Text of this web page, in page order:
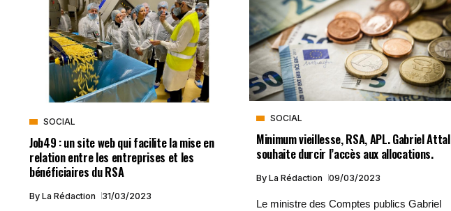
SOCIAL
Job49 : un site web qui facilite la mise en
relation entre les entreprises et les
bénéficiaires du RSA
By La Rédaction 31/03/2023
SOCIAL
Minimum vieillesse, RSA, APL. Gabriel Attal
souhaite durcir l’accès aux allocations.
By La Rédaction 09/03/2023
Le ministre des Comptes publics Gabriel